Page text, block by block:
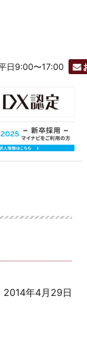
日9:00〜17:00
2014年4月29日